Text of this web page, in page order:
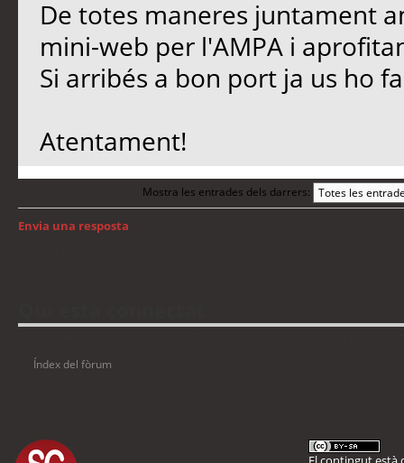
De totes maneres juntament
mini-web per l'AMPA i
Si arribés a bon port ja us ho
Atentament!
Mostra les entrades dels darrers:
Envia una resposta
Índex del fòrum